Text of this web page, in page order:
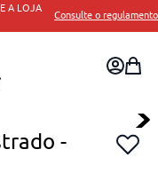
A LOJA
Consulte o regulamento
-